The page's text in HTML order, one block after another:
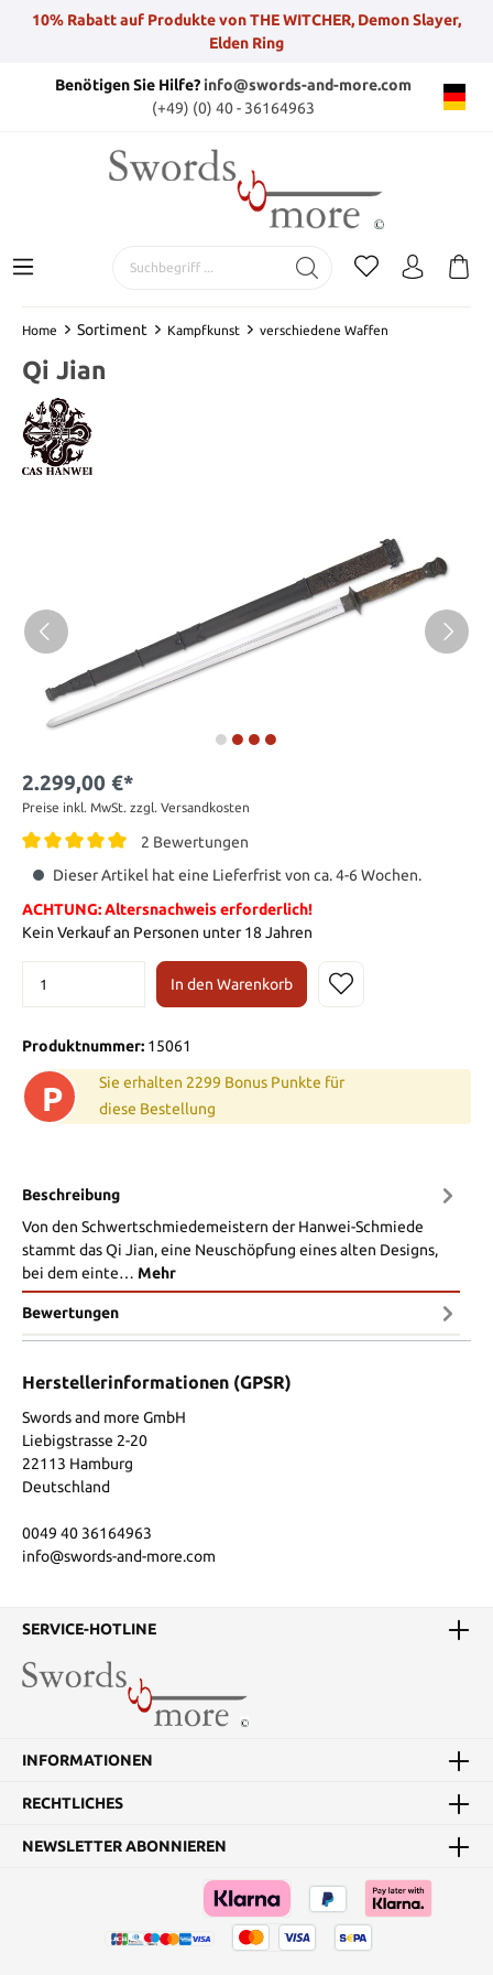
10% Rabatt auf Produkte von THE WITCHER, Demon Slayer,
Elden Ring
Benötigen Sie Hilfe?info@swords-and-more.com
(+49) (0) 40 - 36164963
Home Sortiment Kampfkunst verschiedene Waffen
Qi Jian
2.299,00 €*
Preise inkl. MwSt. zzgl. Versandkosten
2 Bewertungen
Dieser Artikel hat eine Lieferfrist von ca. 4-6 Wochen.
ACHTUNG: Altersnachweis erforderlich!
Kein Verkauf an Personen unter 18 Jahren
In den Warenkorb
Produktnummer: 15061
P
Sie erhalten 2299 Bonus Punkte für
diese Bestellung
Beschreibung
Von den Schwertschmiedemeistern der Hanwei-Schmiede
stammt das Qi Jian, eine Neuschöpfung eines alten Designs,
bei dem einte… Mehr
Bewertungen
Herstellerinformationen (GPSR)
Swords and more GmbH
Liebigstrasse 2-20
22113 Hamburg
Deutschland
0049 40 36164963
info@swords-and-more.com
SERVICE-HOTLINE
INFORMATIONEN
RECHTLICHES
NEWSLETTER ABONNIEREN